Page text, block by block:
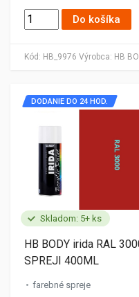
Kód: HB_9976 Výrobca: HB
Do košíka
Skladom: 5+ ks
DODANIE DO 24 HOD.
HB BODY irida RAL
SPREJI 400ML
farebné spreje